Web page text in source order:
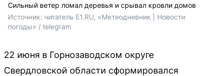
Сильный ветер ломал деревья и срывал кровли домов
Источник: читатель E1.RU, «Метеодневник | Новости
погоды» / telegram
22 июня в Горнозаводском округе
Свердловской области сформировался